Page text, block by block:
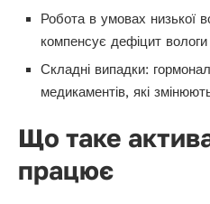
Робота в умовах низької
компенсує дефіцит вологи
Складні випадки:
медикаментів, які
Що таке
працює